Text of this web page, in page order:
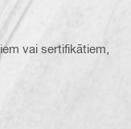
vai sertifikātiem,